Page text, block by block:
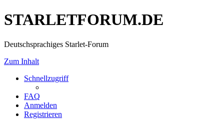
STARLETFORUM.DE
Deutschsprachiges Starlet-Forum
Zum Inhalt
Schnellzugriff
FAQ
Anmelden
Registrieren